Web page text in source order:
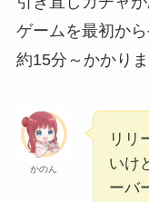
ゲームを最初か
約15分～かかりま
かのん
リリ
いけ
ーバ